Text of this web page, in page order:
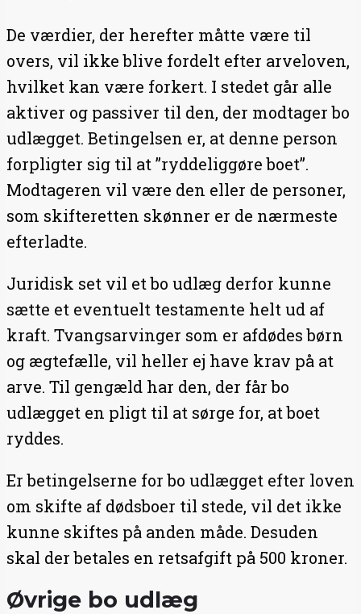
De værdier, der herefter måtte være til
overs, vil ikke blive fordelt efter arveloven,
hvilket kan være forkert. I stedet går alle
aktiver og passiver til den, der modtager bo
udlægget. Betingelsen er, at denne person
forpligter sig til at ”ryddeliggøre boet”.
Modtageren vil være den eller de personer,
som skifteretten skønner er de nærmeste
efterladte.
Juridisk set vil et bo udlæg derfor kunne
sætte et eventuelt testamente helt ud af
kraft. Tvangsarvinger som er afdødes børn
og ægtefælle, vil heller ej have krav på at
arve. Til gengæld har den, der får bo
udlægget en pligt til at sørge for, at boet
ryddes.
Er betingelserne for bo udlægget efter loven
om skifte af dødsboer til stede, vil det ikke
kunne skiftes på anden måde. Desuden
skal der betales en retsafgift på 500 kroner.
Øvrige bo udlæg